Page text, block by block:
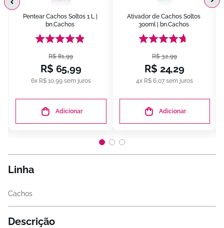
Pentear Cachos Soltos 1 L |
bn.Cachos
R$ 81,99
R$ 65,99
6x R$ 10, 99sem juros
Adicionar
Ativador de Cachos Soltos
300ml | bn.Cachos
R$ 32,99
R$ 24,29
4x R$ 6 ,07 sem juros
Adicionar
Linha
Cachos
Descrição